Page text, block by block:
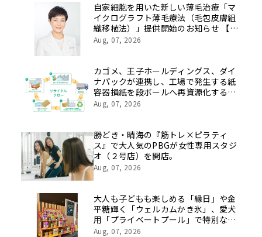
像を公開！
自家細胞を用いた新しい薄毛治療「マ
イクログラフト薄毛療法（毛包皮膚組
織移植法）」提供開始のお知らせ 【医
療法人社団 青真会 青山エルクリニ
Aug, 07, 2026
カゴメ、王子ホールディングス、ダイ
ナパックが連携し、工場で発生する紙
容器損紙を段ボールへ再資源化する実
証を開始
Aug, 07, 2026
勝どき・晴海の『筋トレ×ピラティ
ス』で大人気のPBGが女性専用スタジ
オ（２号店）を開店。
Aug, 07, 2026
大人も子どもも楽しめる「縁日」や金
平糖輝く「ウェルカムかき氷」、愛犬
用「プライベートプール」で特別な夏
休みをお届け
Aug, 07, 2026